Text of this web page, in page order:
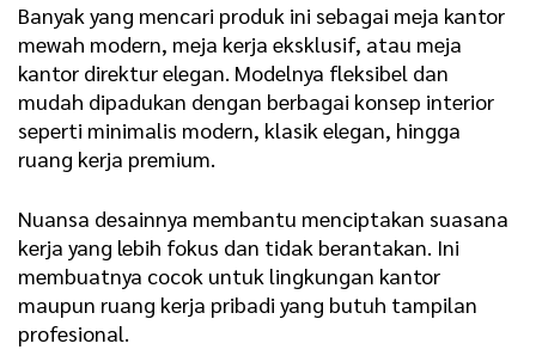
Banyak yang mencari produk ini sebagai meja kantor
mewah modern, meja kerja eksklusif, atau meja
kantor direktur elegan. Modelnya fleksibel dan
mudah dipadukan dengan berbagai konsep interior
seperti minimalis modern, klasik elegan, hingga
ruang kerja premium.
Nuansa desainnya membantu menciptakan suasana
kerja yang lebih fokus dan tidak berantakan. Ini
membuatnya cocok untuk lingkungan kantor
maupun ruang kerja pribadi yang butuh tampilan
profesional.